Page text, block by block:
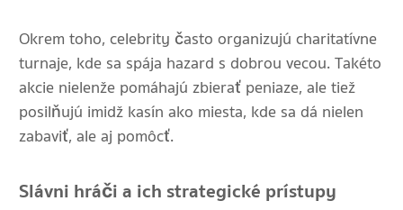
Okrem toho, celebrity často organizujú charitatívne
turnaje, kde sa spája hazard s dobrou vecou. Takéto
akcie nielenže pomáhajú zbierať peniaze, ale tiež
posilňujú imidž kasín ako miesta, kde sa dá nielen
zabaviť, ale aj pomôcť.
Slávni hráči a ich strategické prístupy